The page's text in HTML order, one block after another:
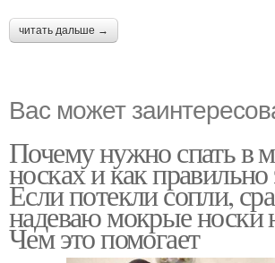
читать дальше →
Вас может
Почему нужно спать в
носках и как правильно
Если потекли сопли,
надеваю мокрые носки
Чем это помогает